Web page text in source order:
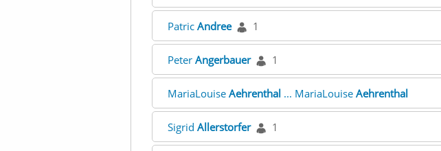
Patric Andree 1
Peter Angerbauer 1
MariaLouise Aehrenthal ... MariaLouise Aehrenthal
Sigrid Allerstorfer 1